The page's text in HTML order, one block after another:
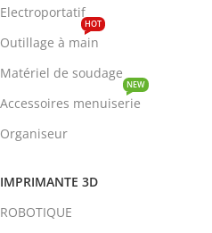
Electroportatif
Outillage à main
HOT
Matériel de soudage
Accessoires menuiserie
NEW
Organiseur
IMPRIMANTE 3D
ROBOTIQUE